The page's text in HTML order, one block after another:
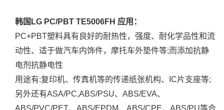
韩国LG PC/PBT TE5006FH 应用：
PC+PBT塑料具有良好的耐热性，强度、耐化学品性和流
动性、适于做汽车内饰件，摩托车外垫件等;而添加抗静
电剂抗静电性
用途有:复印机、传真机等的传递纸张机构、IC片支座等;
另外还有ASA/PC,ABS/PSU、ABS/EVA、
ABS/PVC/PET、ABS/EPDM、ABS/CPE、ABS/PU等合